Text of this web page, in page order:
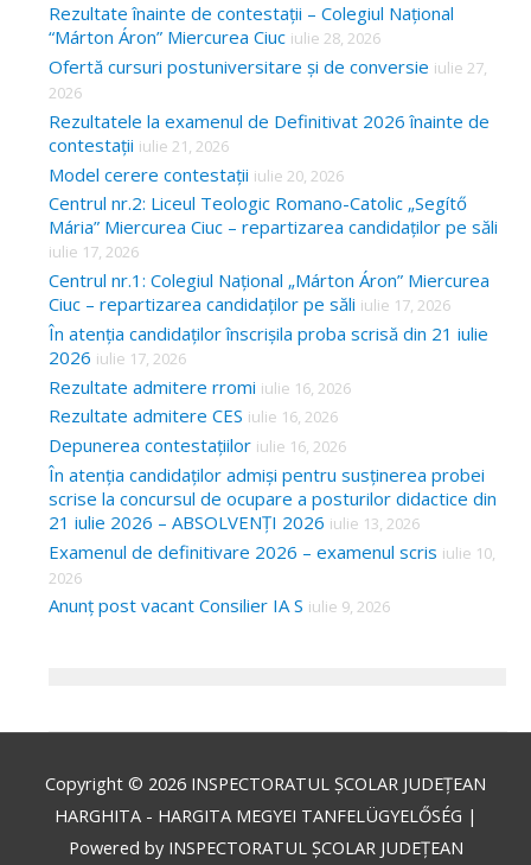
Rezultate înainte de contestații – Colegiul Național
“Márton Áron” Miercurea Ciuc iulie 28, 2026
Ofertă cursuri postuniversitare și de conversie iulie 27,
2026
Rezultatele la examenul de Definitivat 2026 înainte de
contestații iulie 21, 2026
Model cerere contestații iulie 20, 2026
Centrul nr.2: Liceul Teologic Romano-Catolic „Segítő
Mária” Miercurea Ciuc – repartizarea candidaților pe săli
iulie 17, 2026
Centrul nr.1: Colegiul Național „Márton Áron” Miercurea
Ciuc – repartizarea candidaților pe săli iulie 17, 2026
În atenția candidaților înscrișila proba scrisă din 21 iulie
2026 iulie 17, 2026
Rezultate admitere rromi iulie 16, 2026
Rezultate admitere CES iulie 16, 2026
Depunerea contestațiilor iulie 16, 2026
În atenția candidaților admiși pentru susținerea probei
scrise la concursul de ocupare a posturilor didactice din
21 iulie 2026 – ABSOLVENȚI 2026 iulie 13, 2026
Examenul de definitivare 2026 – examenul scris iulie 10,
2026
Anunț post vacant Consilier IA S iulie 9, 2026
Copyright © 2026 INSPECTORATUL ȘCOLAR JUDEȚEAN
HARGHITA - HARGITA MEGYEI TANFELÜGYELŐSÉG |
Powered by INSPECTORATUL ȘCOLAR JUDEȚEAN